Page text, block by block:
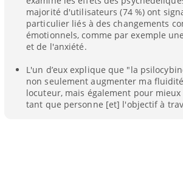
majorité d'utilisateurs (74 %) ont
particulier liés à des changements
émotionnels, comme par exemple
et de l'anxiété.
L'un d’eux explique que "la
non seulement augmenter ma
locuteur, mais également pour
tant que personne [et] l'objectif à